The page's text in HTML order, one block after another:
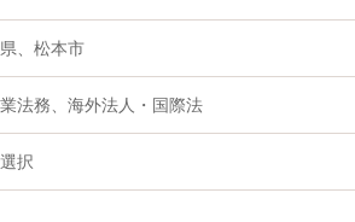
、松本市
法務、海外法人・国際法
択